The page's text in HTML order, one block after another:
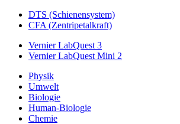
DTS (Schienensystem)
CFA (Zentripetalkraft)
Vernier LabQuest 3
Vernier LabQuest Mini 2
Physik
Umwelt
Biologie
Human-Biologie
Chemie